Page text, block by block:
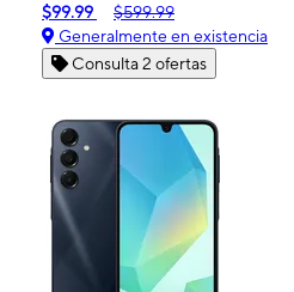
$99.99
$599.99
Generalmente en existencia
Consulta 2 ofertas